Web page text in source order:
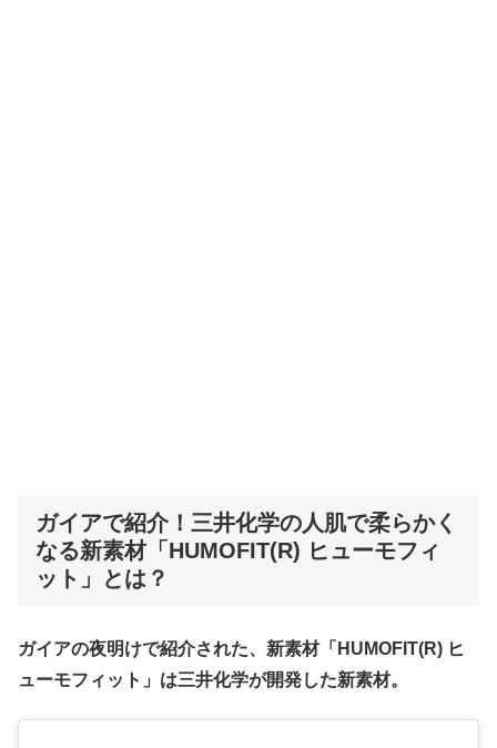
ガイアで紹介！ 三井化学の人肌で柔らかく
なる新素材「HUMOFIT(R) ヒューモフィ
ット」
とは？
ガイアの夜明けで紹介された、新素材「HUMOFIT(R) ヒ
ューモフィット」は三井化学が開発した新素材。